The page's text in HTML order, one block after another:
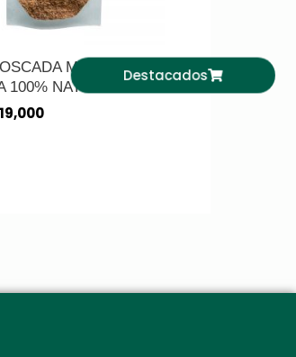
Destacados
MOLIDA –
100% NATURAL
19,000